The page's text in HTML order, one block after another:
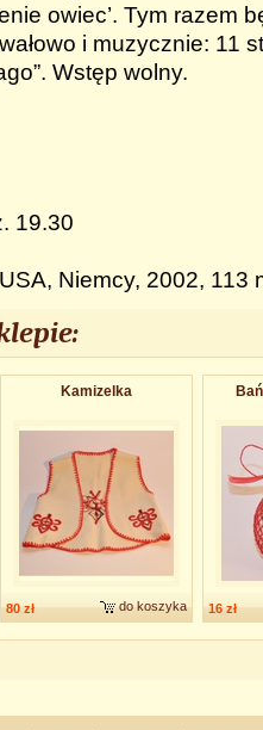
owiec’. Tym razem
i muzycznie: 11
Wstęp wolny.
19.30
Niemcy, 2002, 113
Kamizelka
80 zł do koszyka 16 zł